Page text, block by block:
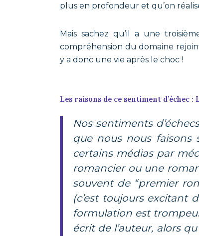
plus en profondeur et qu’on
Mais sachez qu’il a une
compréhension du domaine
y a donc une vie après le choc !
Les raisons de ce sentiment d’échec :
Nos sentiments d’échecs sont alimentés par des idées souvent fausses
que nous nous faisons
certains médias par
romancier ou une
souvent de “premier
(c’est toujours excitant
formulation est
écrit de l’auteur, alors